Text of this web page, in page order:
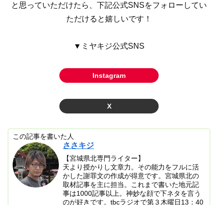
と思っていただけたら、下記公式SNSをフォローしてい
ただけると嬉しいです！
▼ミヤキジ公式SNS
Instagram
X
この記事を書いた人
ささキジ
【宮城県北専門ライター】
天より授かりし文章力。その能力をフルに活
かした謝罪文の作成が得意です。宮城県北の
取材記事を主に担当。これまで書いた地元記
事は1000記事以上。神妙な顔で下ネタを言う
のが好きです。tbcラジオで第３木曜日13：40